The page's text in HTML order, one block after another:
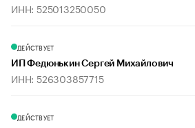
ИНН: 525013250050
ДЕЙСТВУЕТ
ИП Федюнькин Сергей Михайлович
ИНН: 526303857715
ДЕЙСТВУЕТ